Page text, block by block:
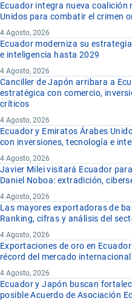
Ecuador integra nueva
Unidos para combatir el crimen
4 Agosto, 2026
Ecuador moderniza su
e inteligencia hasta 2029
4 Agosto, 2026
Canciller de Japón arribara a
estratégica con comercio,
críticos
4 Agosto, 2026
Ecuador y Emiratos Árabes
con inversiones, tecnología e
4 Agosto, 2026
Javier Milei visitará Ecuador
Daniel Noboa: extradición,
4 Agosto, 2026
Las mayores exportadoras de
Ranking, cifras y análisis del
4 Agosto, 2026
Exportaciones de oro en
récord del mercado internacional
4 Agosto, 2026
Ecuador y Japón buscan
posible Acuerdo de Asociación